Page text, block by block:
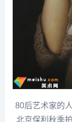
80后艺术家的
北京保利秋季